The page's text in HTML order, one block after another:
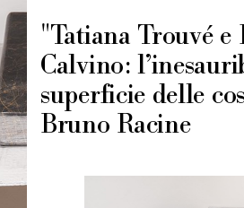
"Tatiana Trouvé e
Calvino:
superficie delle
Bruno Racine
principale